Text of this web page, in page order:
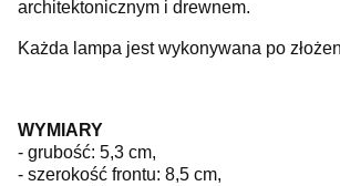
architektonicznym i drewnem.
Każda lampa jest wykonywana po
WYMIARY
- grubość: 5,3 cm,
- szerokość frontu: 8,5 cm,